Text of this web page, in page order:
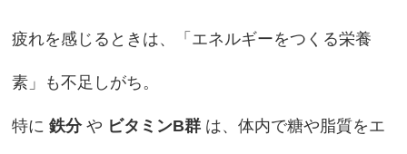
疲れを感じるときは、「エネルギーをつくる栄養
素」も不足しがち。
特に鉄分や ビタミンB群 は、体内で糖や脂質をエ